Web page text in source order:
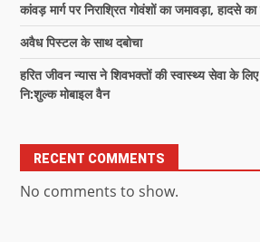
कांवड़ मार्ग पर निराश्रित गोवंशों का जमावड़ा, हादसे
अवैध पिस्टल के साथ दबोचा
हरित जीवन न्यास ने शिवभक्तों की स्वास्थ्य सेवा के
नि:शुल्क मोबाइल वैन
RECENT COMMENTS
No comments to show.